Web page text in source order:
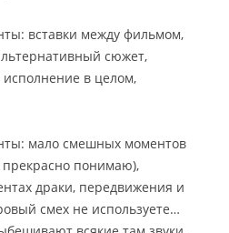
г
о
н
р
о
д
о
вставки между фильмом,
сюжет,
исполнение в целом,
мало смешных моментов
прекрасно понимаю),
драки, передвижения и
смех не используете…